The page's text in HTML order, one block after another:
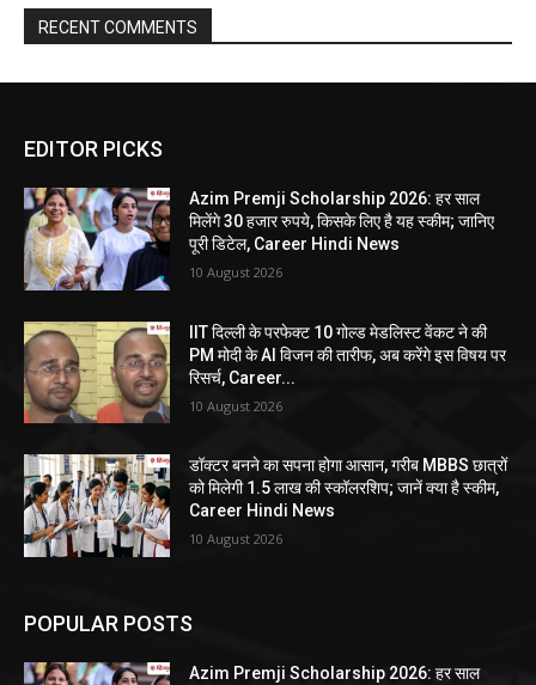
RECENT COMMENTS
EDITOR PICKS
Azim Premji Scholarship 2026: हर साल
मिलेंगे 30 हजार रुपये, किसके लिए है यह स्कीम; जानिए
पूरी डिटेल, Career Hindi News
10 August 2026
IIT दिल्ली के परफेक्ट 10 गोल्ड मेडलिस्ट वेंकट ने की
PM मोदी के AI विजन की तारीफ, अब करेंगे इस विषय पर
रिसर्च, Career...
10 August 2026
डॉक्टर बनने का सपना होगा आसान, गरीब MBBS छात्रों
को मिलेगी 1.5 लाख की स्कॉलरशिप; जानें क्या है स्कीम,
Career Hindi News
10 August 2026
POPULAR POSTS
Azim Premji Scholarship 2026: हर साल